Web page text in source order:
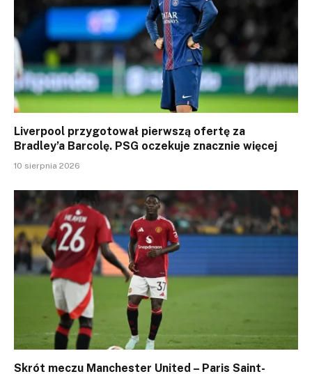
Liverpool przygotował pierwszą ofertę za
Bradley’a Barcolę. PSG oczekuje znacznie więcej
10 sierpnia 2026
Skrót meczu Manchester United – Paris Saint-